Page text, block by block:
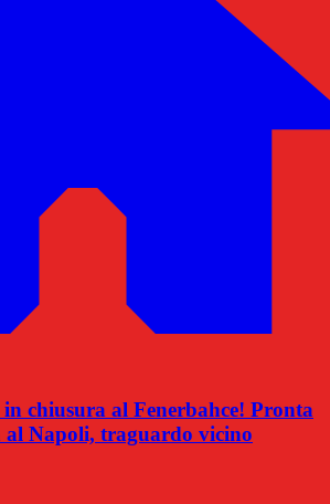
chiusura al Fenerbahce! Pronta
al Napoli, traguardo vicino